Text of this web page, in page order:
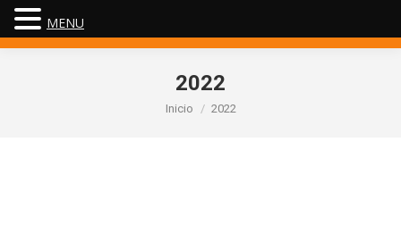
2022
Estás aquí:
Inicio 2022
MENU